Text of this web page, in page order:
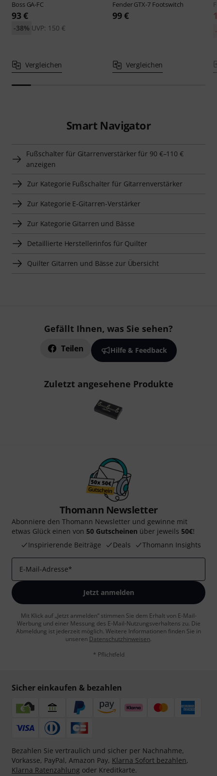
Boss GA-FC
93 €
UVP: 150 €
-38%
Vergleichen
FenderGTX-7 Footswitch
99 €
Vergleichen
Smart Navigator
Fußschalter für Gitarrenverstärker für 90 €–110 €
anzeigen
Zur Kategorie Fußschalter für Gitarrenverstärker
Zur Kategorie E-Gitarren-Verstärker
Zur Kategorie Gitarren und Bässe
Detaillierte Herstellerinfos für Quilter
Quilter Gitarren und Bässe zur Übersicht
Gefällt Ihnen, was Sie sehen?
Teilen Hilfe & Feedback
Zuletzt angesehene Produkte
Thomann Newsletter
Abonniere den Thomann Newsletter und gewinne mit
etwas Glück einen von 50 Gutscheinen über jeweils 50€!
Inspirierende Beiträge
Deals Thomann Insights
E-Mail-Adresse*
Jetzt anmelden
Mit Klick auf „Jetzt anmelden“ stimmen Sie dem Erhalt von E-Mail-
Werbung und einer Messung des E-Mail-Nutzungsverhaltens zu. Die
Abmeldung ist jederzeit möglich. Weitere Informationen finden Sie in
unseren Datenschutzhinweisen.
* Pflichtfeld
Sicher einkaufen & bezahlen
Bezahlen Sie vertraulich und sicher per Nachnahme,
Vorkasse, PayPal, Amazon Pay, Klarna Sofort bezahlen,
Klarna Ratenzahlung oder Kreditkarte.